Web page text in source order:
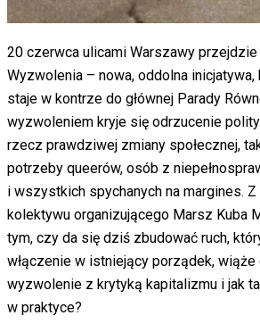
20 czerwca ulicami Warszawy
Wyzwolenia – nowa, oddolna
staje w kontrze do głównej Parady
wyzwoleniem kryje się odrzucenie
rzecz prawdziwej zmiany społecznej,
potrzeby queerów, osób z
i wszystkich spychanych na margines.
kolektywu organizującego Marsz Kuba
tym, czy da się dziś zbudować ruch,
włączenie w istniejący porządek, wiąże
wyzwolenie z krytyką kapitalizmu i jak
w praktyce?